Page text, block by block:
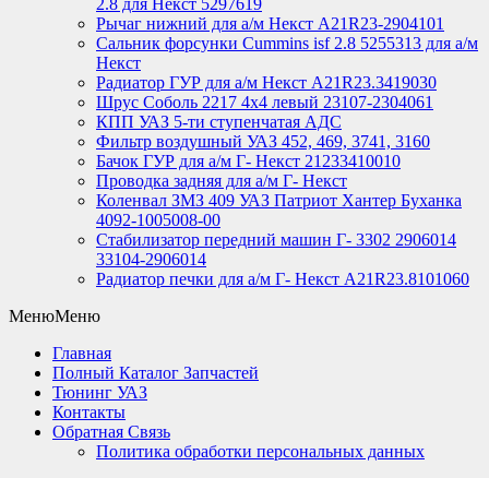
2.8 для Некст 5297619
Рычаг нижний для а/м Некст А21R23-2904101
Сальник форсунки Cummins isf 2.8 5255313 для а/м
Некст
Радиатор ГУР для а/м Некст A21R23.3419030
Шрус Соболь 2217 4х4 левый 23107-2304061
КПП УАЗ 5-ти ступенчатая АДС
Фильтр воздушный УАЗ 452, 469, 3741, 3160
Бачок ГУР для а/м Г- Некст 21233410010
Проводка задняя для а/м Г- Некст
Коленвал ЗМЗ 409 УАЗ Патриот Хантер Буханка
4092-1005008-00
Стабилизатор передний машин Г- 3302 2906014
33104-2906014
Радиатор печки для а/м Г- Некст А21R23.8101060
МенюМеню
Главная
Полный Каталог Запчастей
Тюнинг УАЗ
Контакты
Обратная Связь
Политика обработки персональных данных